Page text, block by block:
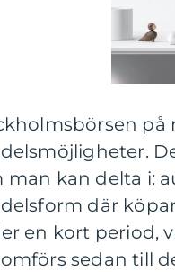
man kan delta i:
där
en kort period,
sedan till